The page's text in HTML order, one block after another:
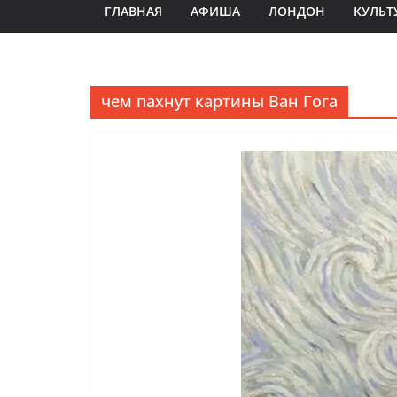
ГЛАВНАЯ АФИША ЛОНДОН
чем пахнут картины Ван Гога